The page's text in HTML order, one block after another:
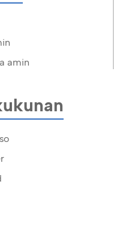
amin